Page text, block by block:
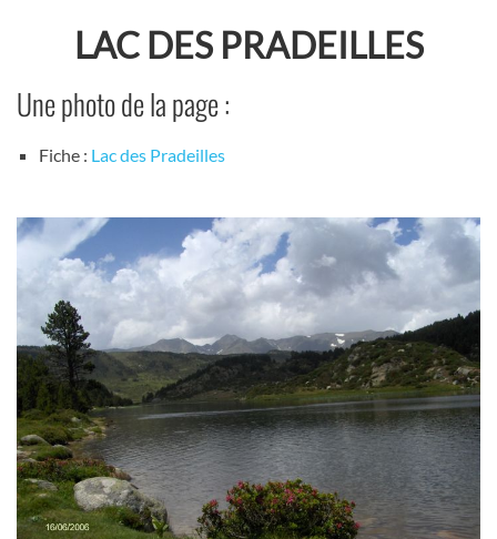
LAC DES PRADEILLES
Une photo de la page :
Fiche : Lac des Pradeilles